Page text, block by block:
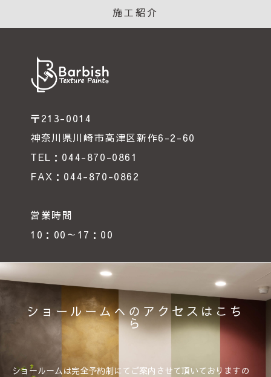
施工紹介
〒213-0014
神奈川県川崎市高津区新作6-2-60
TEL：044-870-0861
FAX：044-870-0862
営業時間
10：00～17：00
ショールームへのアクセスはこち
ら
ショールームは完全予約制にてご案内させて頂いておりますの